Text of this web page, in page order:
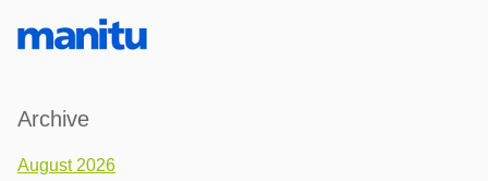
Archive
August 2026